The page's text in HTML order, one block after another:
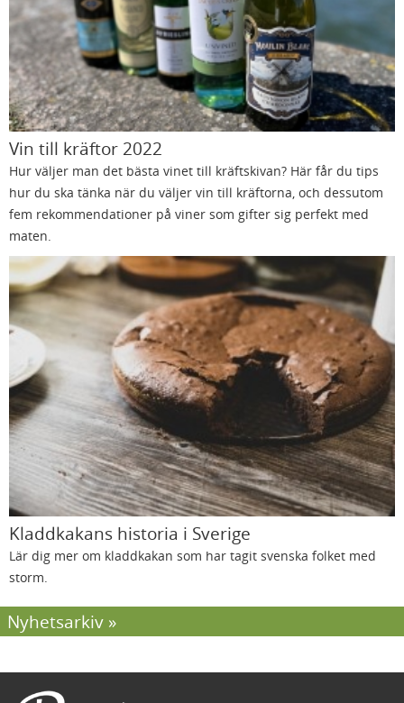
Vin till kräftor 2022
Hur väljer man det bästa vinet till kräftskivan? Här får du tips
hur du ska tänka när du väljer vin till kräftorna, och dessutom
fem rekommendationer på viner som gifter sig perfekt med
maten.
Kladdkakans historia i Sverige
Lär dig mer om kladdkakan som har tagit svenska folket med
storm.
Nyhetsarkiv